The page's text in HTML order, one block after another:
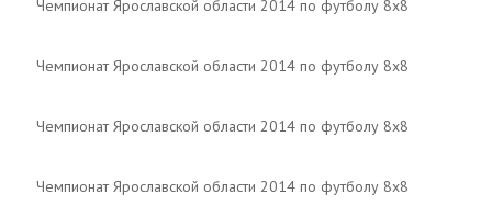
Чемпионат Ярославской области 2014 по футболу 8х8
Чемпионат Ярославской области 2014 по футболу 8х8
Чемпионат Ярославской области 2014 по футболу 8х8
Чемпионат Ярославской области 2014 по футболу 8х8